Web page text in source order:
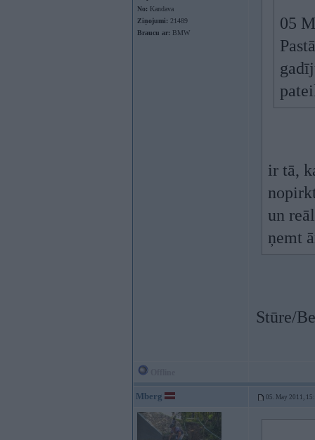
No: Kandava
Ziņojumi: 21489
Braucu ar: BMW
05
ir tā,
un
ņemt
Stūre/
Mberg 05. May 2011,